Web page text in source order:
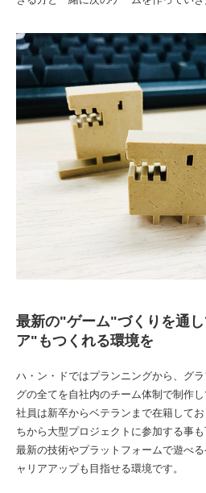
最新の"ゲーム"づくりを通
ア"もつくれる環境を
ハ・ン・ドではプランニングから、グ
グの全てを自社内のチーム体制で制作し
社員は新卒からベテランまで在籍して
ちから大型プロジェクトに参加する事も
最新の技術やプラットフォームで遊べ
ャリアアップも目指せる環境です。